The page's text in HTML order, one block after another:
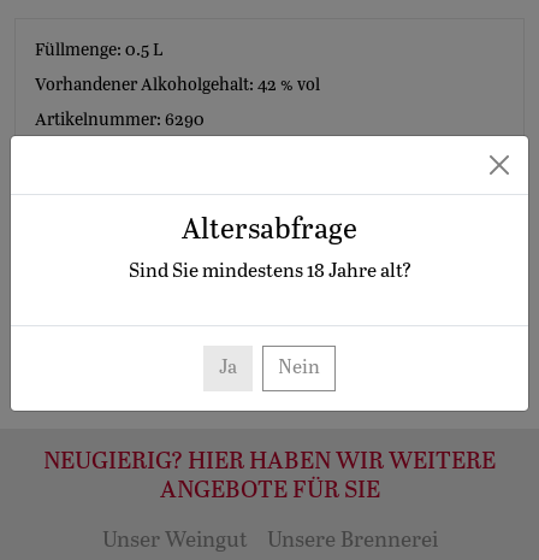
Altersabfrage
Sind Sie mindestens18 Jahre alt?
Ja Nein
Füllmenge: 0.5L
Vorhandener Alkoholgehalt: 42 % vol
Artikelnummer: 6290
Erzeugerabfüllung : Prinz zur Lippe e.K., Gewerbegebiet 1,
NEUGIERIG? HIER HABEN WIR WEITERE
ANGEBOTE FÜR SIE
Unser Weingut
Unsere Brennerei